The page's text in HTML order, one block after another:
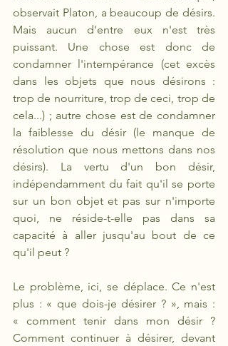
observait Platon, a beaucoup de désirs.
Mais aucun d'entre eux n'est très
puissant. Une chose est donc de
condamner l'intempérance (cet excès
dans les objets que nous désirons :
trop de nourriture, trop de ceci, trop de
cela...) ; autre chose est de condamner
la faiblesse du désir (le manque de
résolution que nous mettons dans nos
désirs). La vertu d'un bon désir,
indépendamment du fait qu'il se porte
sur un bon objet et pas sur n'importe
quoi, ne réside-t-elle pas dans sa
capacité à aller jusqu'au bout de ce
qu'il peut ?
Le problème, ici, se déplace. Ce n'est
plus : « que dois-je désirer ? », mais :
« comment tenir dans mon désir ?
Comment continuer à désirer, devant